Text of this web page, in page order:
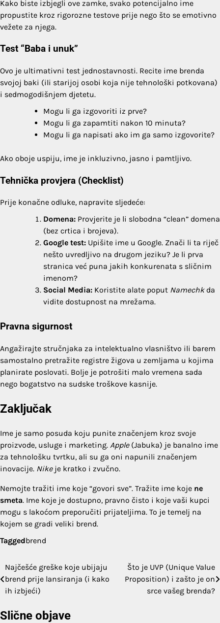
Kako biste izbjegli ove zamke, svako potencijalno ime
propustite kroz rigorozne testove prije nego što se emotivno
vežete za njega.
Test “Baba i unuk”
Ovo je ultimativni test jednostavnosti. Recite ime brenda
svojoj baki (ili starijoj osobi koja nije tehnološki potkovana)
i sedmogodišnjem djetetu.
Mogu li ga izgovoriti iz prve?
Mogu li ga zapamtiti nakon 10 minuta?
Mogu li ga napisati ako im ga samo izgovorite?
Ako oboje uspiju, ime je inkluzivno, jasno i pamtljivo.
Tehnička provjera (Checklist)
Prije konačne odluke, napravite sljedeće:
Domena: Provjerite je li slobodna “clean” domena
(bez crtica i brojeva).
Google test: Upišite ime u Google. Znači li ta riječ
nešto uvredljivo na drugom jeziku? Je li prva
stranica već puna jakih konkurenata s sličnim
imenom?
Social Media: Koristite alate poput Namechkda
vidite dostupnost na mrežama.
Pravna sigurnost
Angažirajte stručnjaka za intelektualno vlasništvo ili barem
samostalno pretražite registre žigova u zemljama u kojima
planirate poslovati. Bolje je potrošiti malo vremena sada
nego bogatstvo na sudske troškove kasnije.
Zaključak
Ime je samo posuda koju punite značenjem kroz svoje
proizvode, usluge i marketing. Apple(Jabuka) je banalno ime
za tehnološku tvrtku, ali su ga oni napunili značenjem
inovacije. Nikeje kratko i zvučno.
Nemojte tražiti ime koje “govori sve”. Tražite ime koje ne
smeta. Ime koje je dostupno, pravno čisto i koje vaši kupci
mogu s lakoćom preporučiti prijateljima. To je temelj na
kojem se gradi veliki brend.
Taggedbrend
Navigacija
objava
Najčešće greške koje ubijaju
brend prije lansiranja (i kako
ih izbjeći)
Što je UVP (Unique Value
Proposition) i zašto je on
srce vašeg brenda?
Slične objave